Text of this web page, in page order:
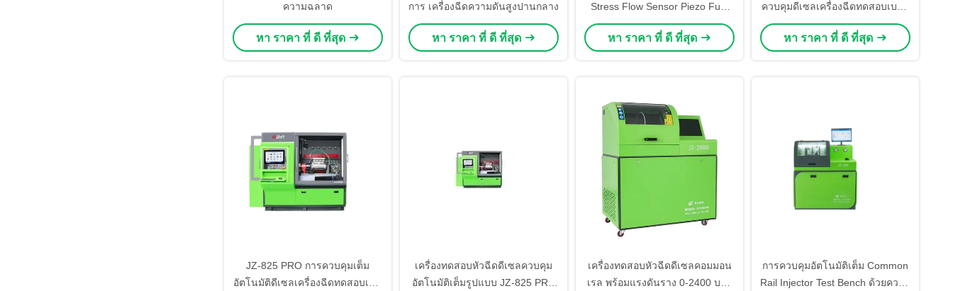
ความฉลาด
หา ราคา ที่ ดี ที่สุด
การ เครื่องฉีดความดันสูงปานกลาง
หา ราคา ที่ ดี ที่สุด
Stress Flow Sensor Piezo Fuel
Pulse Width Test Bench เครื่อง
ทดสอบความกว้างของน้ํามัน
หา ราคา ที่ ดี ที่สุด
ควบคุมดีเซลเครื่องฉีดทดสอบเบนจ์
ด้วยความดัน 0-2700 Bar Rail สําห
รับ HEUI EUI EUP การทดสอบ
หา ราคา ที่ ดี ที่สุด
JZ-825 PRO การควบคุมเต็ม
อัตโนมัติดีเซลเครื่องฉีดทดสอบเบน
เครื่องทดสอบหัวฉีดดีเซลควบคุม
อัตโนมัติเต็มรูปแบบ JZ-825 PRO
เครื่องทดสอบหัวฉีดดีเซลคอมมอน
เรล พร้อมแรงดันราง 0-2400 บาร์
การควบคุมอัตโนมัติเต็ม Common
Rail Injector Test Bench ด้วยความ